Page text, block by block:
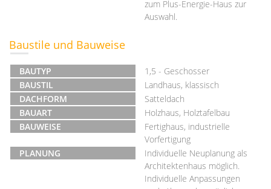
zum Plus-Energie-Haus zur
Auswahl.
Baustile und Bauweise
BAUTYP
1,5 - Geschosser
BAUSTIL
Landhaus, klassisch
DACHFORM
Satteldach
BAUART
Holzhaus, Holztafelbau
BAUWEISE
Fertighaus, industrielle
Vorfertigung
PLANUNG
Individuelle Neuplanung als
Architektenhaus möglich.
Individuelle Anpassungen